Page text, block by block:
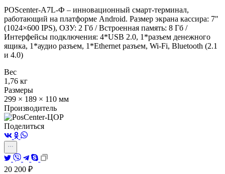
POScenter-A7L-Ф – инновационный смарт-терминал,
работающий на платформе Android. Размер экрана кассира: 7"
(1024×600 IPS), ОЗУ: 2 Гб / Встроенная память: 8 Гб /
Интерфейсы подключения: 4*USB 2.0, 1*разъем денежного
ящика, 1*аудио разъем, 1*Ethernet разъем, Wi-Fi, Bluetooth (2.1
и 4.0)
Вес
1,76 кг
Размеры
299 × 189 × 110 мм
Производитель
Поделиться
20 200 ₽